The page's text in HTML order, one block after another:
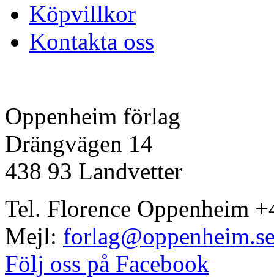
Köpvillkor
Kontakta oss
Oppenheim förlag
Drängvägen 14
438 93 Landvetter
Tel. Florence Oppenheim
Mejl:
Följ oss på Facebook